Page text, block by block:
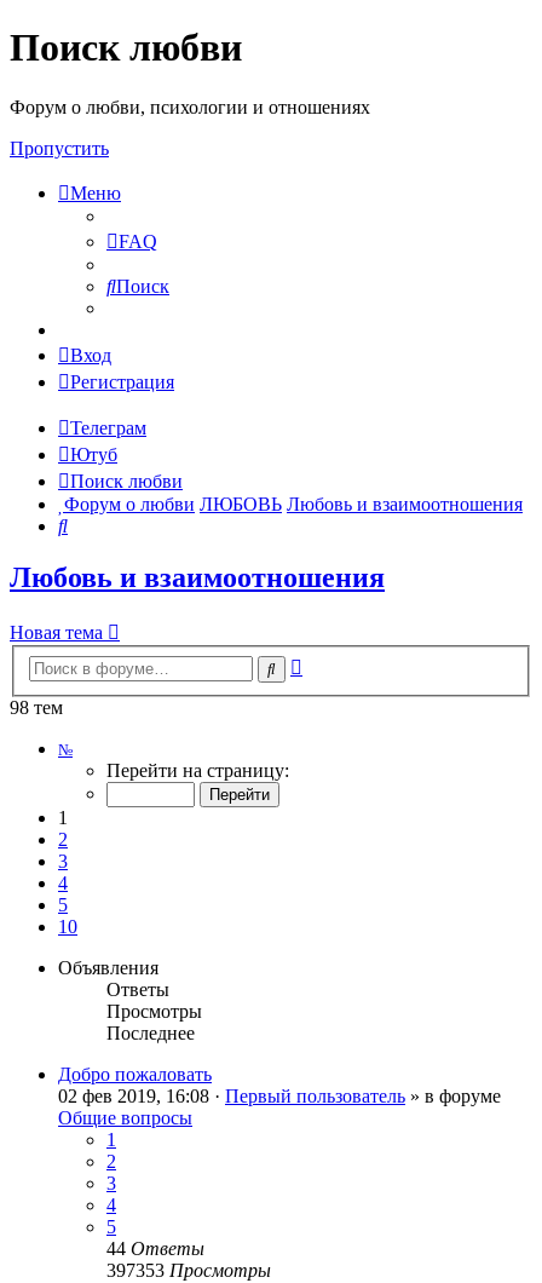
Поиск любви
Форум о любви, психологии и отношениях
Пропустить
Меню
FAQ
Поиск
Вход
Регистрация
Телеграм
Ютуб
Поиск любви
Форум о любви ЛЮБОВЬ Любовь и взаимоотношения
Поиск
Любовь и взаимоотношения
Новая тема
Поиск
98 тем
№Страница
из
Перейти на страницу:
1
2
3
4
5
10
Объявления
Ответы
Просмотры
Последнее
Добро пожаловать
02 фев 2019, 16:08 · Первый пользователь » в форуме
Общие вопросы
1
2
3
4
5
44 Ответы
397353 Просмотры